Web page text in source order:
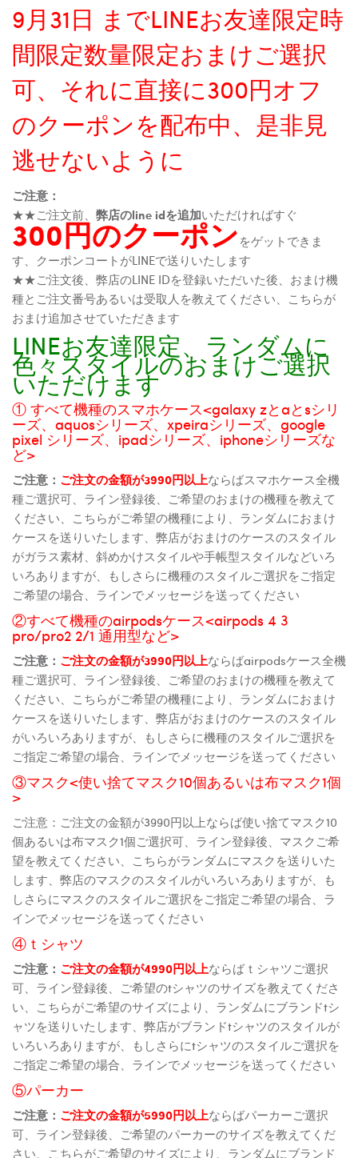
9月31日 までLINEお友達限定時
間限定数量限定おまけご選択
可、それに直接に300円オフ
のクーポンを配布中、是非見
逃せないように
ご注意：
★★ご注文前、 弊店のline idを追加いただければすぐ
300円のクーポンをゲットできま
す、クーポンコートがLINEで送りいたします
★★ご注文後、弊店のLINE IDを登録いただいた後、おまけ機
種とご注文番号あるいは受取人を教えてください、こちらが
おまけ追加させていただきます
LINEお友達限定、ランダムに
色々スタイルのおまけご選択
いただけます
① すべて機種のスマホケース<galaxy zとaとsシリ
ーズ、aquosシリーズ、xpeiraシリーズ、google
pixel シリーズ、ipadシリーズ、iphoneシリーズな
ど>
ご注意： ご注文の金額が3990円以上ならばスマホケース全機
種ご選択可、ライン登録後、ご希望のおまけの機種を教えて
ください、こちらがご希望の機種により、ランダムにおまけ
ケースを送りいたします、弊店がおまけのケースのスタイル
がガラス素材、斜めかけスタイルや手帳型スタイルなどいろ
いろありますが、もしさらに機種のスタイルご選択をご指定
ご希望の場合、ラインでメッセージを送ってください
②すべて機種のairpodsケース<airpods 4 3
pro/pro2 2/1 通用型など>
ご注意： ご注文の金額が3990円以上ならばairpodsケース全機
種ご選択可、ライン登録後、ご希望のおまけの機種を教えて
ください、こちらがご希望の機種により、ランダムにおまけ
ケースを送りいたします、弊店がおまけのケースのスタイル
がいろいろありますが、もしさらに機種のスタイルご選択を
ご指定ご希望の場合、ラインでメッセージを送ってください
③マスク<使い捨てマスク10個あるいは布マスク1個
>
ご注意：ご注文の金額が3990円以上ならば使い捨てマスク10
個あるいは布マスク1個ご選択可、ライン登録後、マスクご希
望を教えてください、こちらがランダムにマスクを送りいた
します、弊店のマスクのスタイルがいろいろありますが、も
しさらにマスクのスタイルご選択をご指定ご希望の場合、ラ
インでメッセージを送ってください
④ｔシャツ
ご注意： ご注文の金額が4990円以上ならばｔシャツご選択
可、ライン登録後、ご希望のtシャツのサイズを教えてくださ
い、こちらがご希望のサイズにより、ランダムにブランドtシ
ャツを送りいたします、弊店がブランドtシャツのスタイルが
いろいろありますが、もしさらにtシャツのスタイルご選択を
ご指定ご希望の場合、ラインでメッセージを送ってください
⑤パーカー
ご注意： ご注文の金額が5990円以上ならばパーカーご選択
可、ライン登録後、ご希望のパーカーのサイズを教えてくだ
さい、こちらがご希望のサイズにより、ランダムにブランド